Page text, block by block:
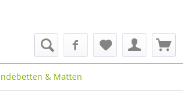
& Matten